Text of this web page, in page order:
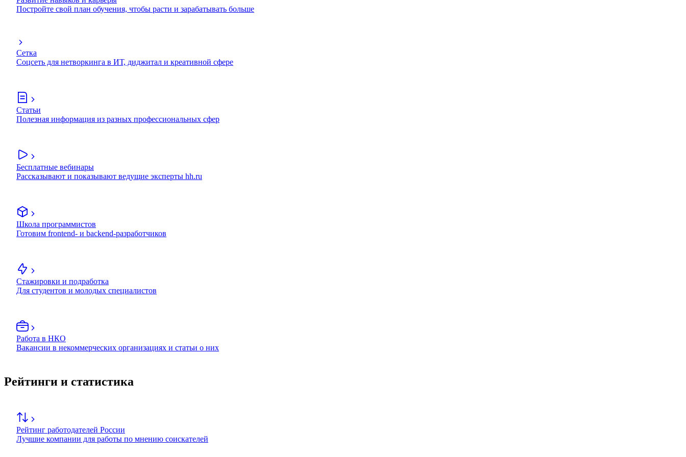
Постройте свой план обучения, чтобы расти и зарабатывать больше
Сетка
Соцсеть для нетворкинга в ИТ, диджитал и креативной сфере
Статьи
Полезная информация из разных профессиональных сфер
Бесплатные вебинары
Рассказывают и показывают ведущие эксперты hh.ru
Школа программистов
Готовим frontend- и backend-разработчиков
Стажировки и подработка
Для студентов и молодых специалистов
Работа в НКО
Вакансии в некоммерческих организациях и статьи о них
Рейтинги и статистика
Рейтинг работодателей России
Лучшие компании для работы по мнению соискателей